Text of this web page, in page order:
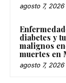
agosto 7, 2026
diabetes y
malignos
muertes en
agosto 7, 2026